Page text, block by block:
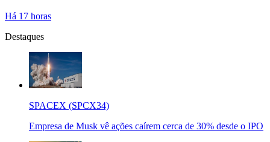
Há 17 horas
Destaques
SPACEX (SPCX34)
Empresa de Musk vê ações caírem cerca de 30% desde o IPO